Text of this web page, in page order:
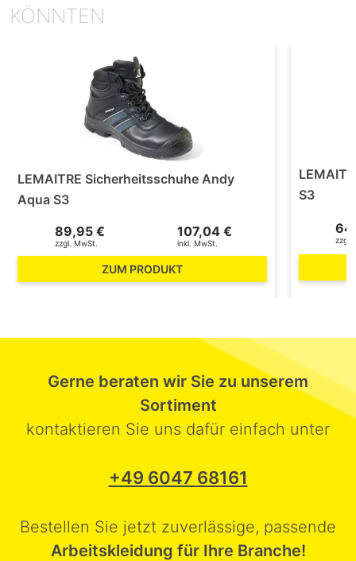
KÖNNTEN
LEMAITRE Sicherheitsschuhe Andy
Aqua S3
ZUM PRODUKT
89,95 €
zzgl. MwSt.
107,04 €
inkl. MwSt.
S3
zzgl.
Gerne beraten wir Sie zu unserem
Sortiment
kontaktieren Sie uns dafür einfach unter
+49 6047 68161
Bestellen Sie jetzt zuverlässige, passende
Arbeitskleidung für Ihre Branche!